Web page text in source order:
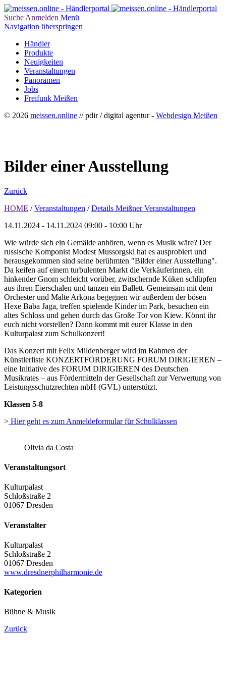
Suche Anmelden Menü
Navigation überspringen
Händler
Produkte
Neuigkeiten
Veranstaltungen
Panoramen
Jobs
Freifunk Meißen
© 2026 meissen.online // pdir / digital agentur - Webdesign Meißen
Bilder einer Ausstellung
Zurück
HOME / Veranstaltungen / Details Meißner Veranstaltungen
14.11.2024 - 14.11.2024 09:00 - 10:00 Uhr
Wie würde sich ein Gemälde anhören, wenn es Musik wäre? Der
russische Komponist Modest Mussorgski hat es ausprobiert und
herausgekommen sind seine berühmten "Bilder einer Ausstellung".
Da keifen auf einem turbulenten Markt die Verkäuferinnen, ein
hinkender Gnom schleicht vorüber, zwitschernde Küken schlüpfen
aus ihren Eierschalen und tanzen ein Ballett. Gemeinsam mit dem
Orchester und Malte Arkona begegnen wir außerdem der bösen
Hexe Baba Jaga, treffen spielende Kinder im Park, besuchen ein
altes Schloss und gehen durch das Große Tor von Kiew. Könnt ihr
euch nicht vorstellen? Dann kommt mit eurer Klasse in den
Kulturpalast zum Schulkonzert!
Das Konzert mit Felix Mildenberger wird im Rahmen der
Künstlerliste KONZERTFÖRDERUNG FORUM DIRIGIEREN –
eine Initiative des FORUM DIRIGIEREN des Deutschen
Musikrates – aus Fördermitteln der Gesellschaft zur Verwertung von
Leistungsschutzrechten mbH (GVL) unterstützt.
Klassen 5-8
> Hier geht es zum Anmeldeformular für Schulklassen
Olivia da Costa
Veranstaltungsort
Kulturpalast
Schloßstraße 2
01067 Dresden
Veranstalter
Kulturpalast
Schloßstraße 2
01067 Dresden
www.dresdnerphilharmonie.de
Kategorien
Bühne & Musik
Zurück